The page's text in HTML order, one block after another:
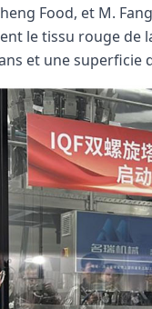
Food, et M.
le tissu rouge de
et une superficie